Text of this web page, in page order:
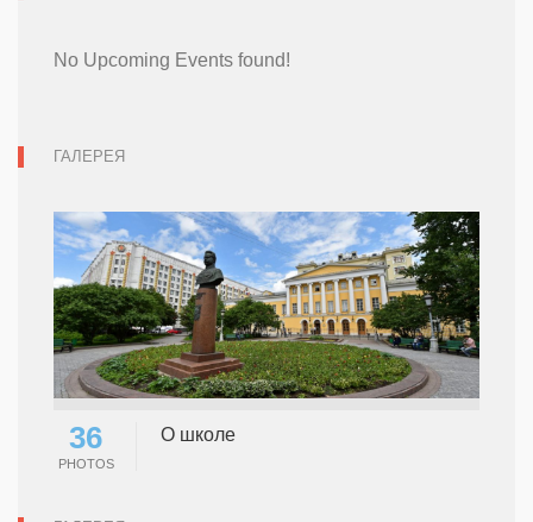
No Upcoming Events found!
ГАЛЕРЕЯ
36
PHOTOS
О школе